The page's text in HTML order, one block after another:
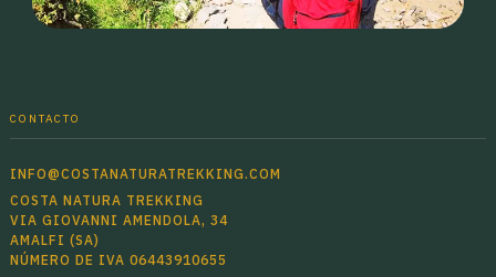
CONTACTO
INFO@COSTANATURATREKKING.COM
COSTA NATURA TREKKING
VIA GIOVANNI AMENDOLA, 34
AMALFI (SA)
NÚMERO DE IVA 06443910655